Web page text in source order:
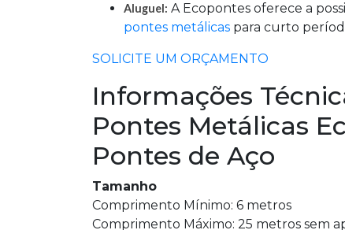
Aluguel: A Ecopontes oferece a
pontes metálicas para curto
SOLICITE UM ORÇAMENTO
Informações
Pontes Metálicas
Pontes de Aço
Tamanho
Comprimento Mínimo: 6 metros
Comprimento Máximo: 25 metros sem